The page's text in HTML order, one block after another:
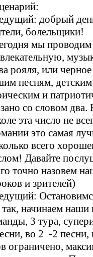
добрый
болельщики!
мы
рояля, или
песням,
и
со словом
эта число не
это самая
всего
Давайте
точно назовем
и зрителей)
начинаем наши
3 тура,
во 2 -2 песни,
ограничено,